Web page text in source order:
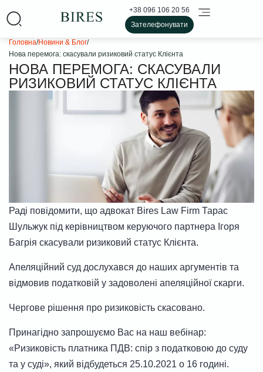
+38 096 106 20 56
Зателефонувати
Головна/Новини & Блог/
Нова перемога: скасували ризиковий статус Клієнта
НОВА ПЕРЕМОГА: СКАСУВАЛИ
РИЗИКОВИЙ СТАТУС КЛІЄНТА
Раді повідомити, що адвокат Bires Law Firm Тарас
Шульжук під керівництвом керуючого партнера Ігоря
Багрія скасували ризиковий статус Клієнта.
Апеляційний суд дослухався до наших аргументів та
відмовив податковій у задоволені апеляційної скарги.
Чергове рішення про ризиковість скасовано.
Принагідно запрошуємо Вас на наш вебінар:
«Ризиковість платника ПДВ: спір з податковою до суду
та у суді», який відбудеться 25.10.2021 о 16 годині.